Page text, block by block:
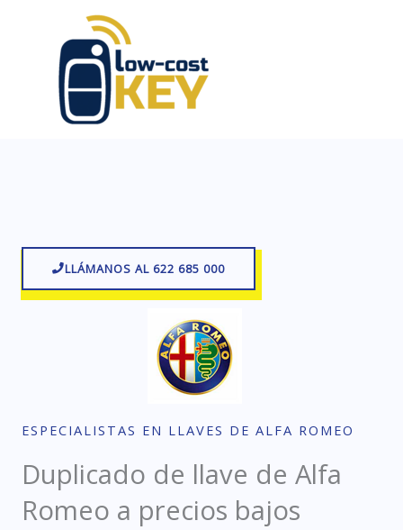
contenido
LLÁMANOS AL 622 685 000
ESPECIALISTAS EN LLAVES DE ALFA ROMEO
Duplicado de llave de Alfa
Romeo a precios bajos